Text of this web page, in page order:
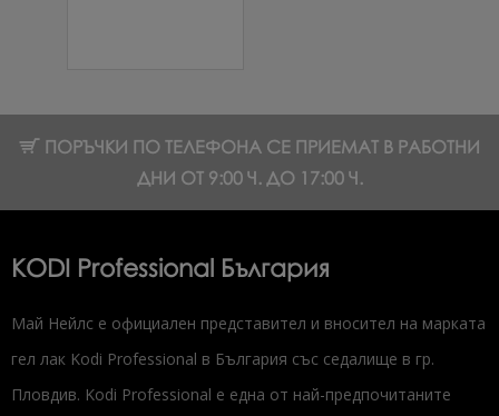
ПОРЪЧКИ ПО ТЕЛЕФОНА СЕ ПРИЕМАТ В РАБОТНИ
ДНИ ОТ 9:00 Ч. ДО 17:00 Ч.
KODI Professional България
Май Нейлс е официален представител и вносител на марката
гел лак Kodi Professional в България със седалище в гр.
Пловдив. Kodi Professional е една от най-предпочитаните